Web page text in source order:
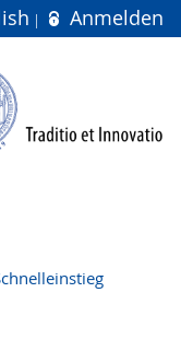
Anmelden